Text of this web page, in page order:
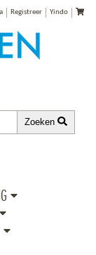
Registreer Yindo
Zoeken